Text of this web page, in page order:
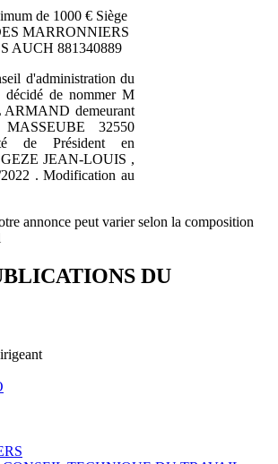
de 1000 € Siège
MARRONNIERS
AUCH 881340889
d'administration du
décidé de nommer M
demeurant
32550
de Président en
GEZE JEAN-LOUIS ,
. Modification au
annonce peut varier selon la composition
DU